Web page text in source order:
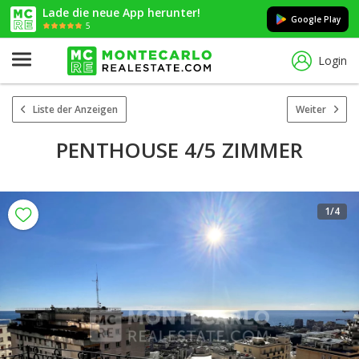
Lade die neue App herunter!
5
Google Play
Login
Liste der Anzeigen Weiter
PENTHOUSE 4/5 ZIMMER
1/4